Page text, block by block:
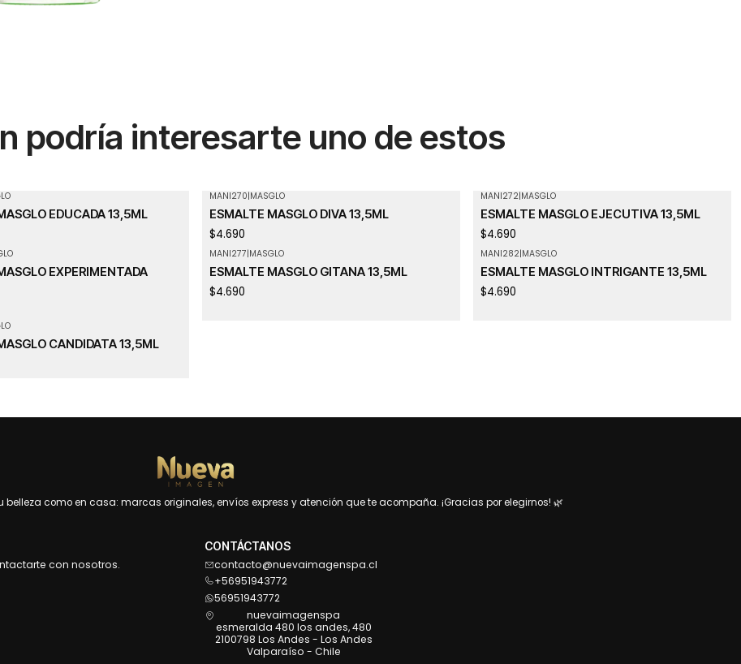
podría interesarte uno de estos
EDUCADA 13,5ML
MANI270|MASGLO
ESMALTE MASGLO DIVA 13,5ML
$4.690
MANI272|MASGLO
ESMALTE MASGLO EJECUTIVA 13,5ML
$4.690
EXPERIMENTADA
MANI277|MASGLO
ESMALTE MASGLO GITANA 13,5ML
$4.690
MANI282|MASGLO
ESMALTE MASGLO INTRIGANTE 13,5ML
$4.690
CANDIDATA 13,5ML
como en casa: marcas originales, envíos express y atención que te acompaña. ¡Gracias por elegirnos! 🌿
con nosotros.
CONTÁCTANOS
contacto@nuevaimagenspa.cl
+56951943772
56951943772
nuevaimagenspa
esmeralda 480 los andes, 480
2100798 Los Andes - Los Andes
Valparaíso - Chile